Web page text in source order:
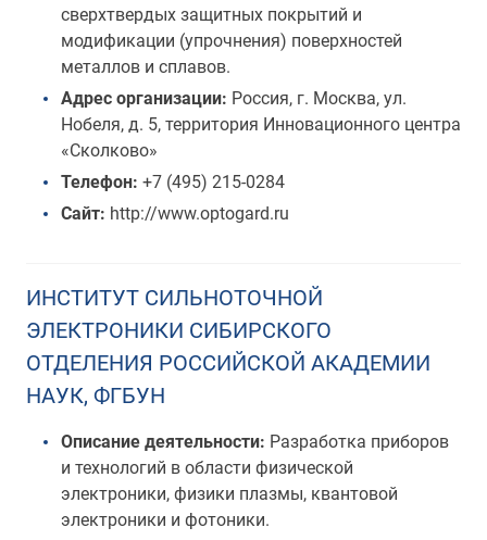
сверхтвердых защитных покрытий и
модификации (упрочнения) поверхностей
металлов и сплавов.
Адрес организации: Россия, г. Москва, ул.
Нобеля, д. 5, территория Инновационного центра
«Сколково»
Телефон: +7 (495) 215-0284
Сайт: http://www.optogard.ru
ИНСТИТУТ СИЛЬНОТОЧНОЙ
ЭЛЕКТРОНИКИ СИБИРСКОГО
ОТДЕЛЕНИЯ РОССИЙСКОЙ АКАДЕМИИ
НАУК, ФГБУН
Описание деятельности: Разработка приборов
и технологий в области физической
электроники, физики плазмы, квантовой
электроники и фотоники.